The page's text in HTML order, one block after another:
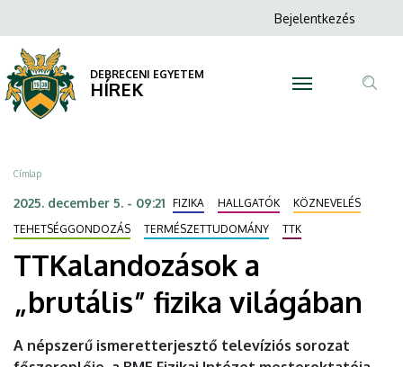
„brutális”
fizika
világában
DEBRECENI
EGYETEM
a
tartalomra
Anonim
menüje
Bejelentkezés
DEBRECENI EGYETEM
HÍREK
Morzsa
Címlap
2025. december 5. - 09:21 FIZIKA HALLGATÓK
KÖZNEVELÉS
TEHETSÉGGONDOZÁS
TERMÉSZETTUDOMÁNY TTK
TTKalandozások a
„brutális” fizika világában
A népszerű ismeretterjesztő televíziós sorozat